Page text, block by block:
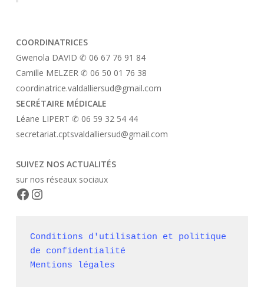
COORDINATRICES
Gwenola DAVID ✆ 06 67 76 91 84
Camille MELZER ✆ 06 50 01 76 38
coordinatrice.valdalliersud@gmail.com
SECRÉTAIRE MÉDICALE
Léane LIPERT ✆ 06 59 32 54 44
secretariat.cptsvaldalliersud@gmail.com
SUIVEZ NOS ACTUALITÉS
sur nos réseaux sociaux
Facebook
Instagram
Conditions d'utilisation et politique
de confidentialité
Mentions légales